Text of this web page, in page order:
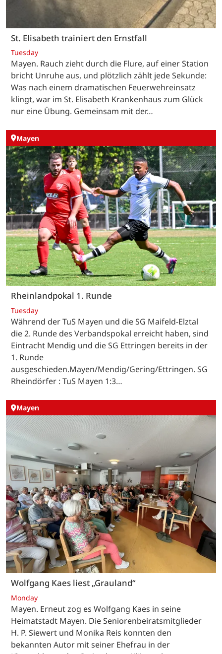
St. Elisabeth trainiert den Ernstfall
Tuesday
Mayen. Rauch zieht durch die Flure, auf einer Station
bricht Unruhe aus, und plötzlich zählt jede Sekunde:
Was nach einem dramatischen Feuerwehreinsatz
klingt, war im St. Elisabeth Krankenhaus zum Glück
nur eine Übung. Gemeinsam mit der…
Mayen
Rheinlandpokal 1. Runde
Tuesday
Während der TuS Mayen und die SG Maifeld-Elztal
die 2. Runde des Verbandspokal erreicht haben, sind
Eintracht Mendig und die SG Ettringen bereits in der
1. Runde
ausgeschieden.Mayen/Mendig/Gering/Ettringen. SG
Rheindörfer : TuS Mayen 1:3…
Mayen
Wolfgang Kaes liest „Grauland“
Monday
Mayen. Erneut zog es Wolfgang Kaes in seine
Heimatstadt Mayen. Die Seniorenbeiratsmitglieder
H. P. Siewert und Monika Reis konnten den
bekannten Autor mit seiner Ehefrau in der